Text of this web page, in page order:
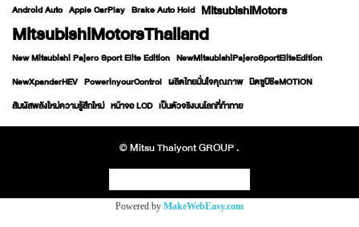
Android Auto Apple CarPlay Brake Auto Hold MitsubishiMotors
MitsubishiMotorsThailand
New Mitsubishi Pajero Sport Elite Edition NewMitsubishiPajeroSportEliteEdition
NewXpanderHEV PowerinyourControl ผลิตไทยมั่นใจคุณภาพ มิตซูบิชิeMOTION
สัมผัสพลังใหม่ความรู้สึกใหม่ หน้าจอ LCD เป็นตัวจริงบนโลกที่ท้าทาย
© Mitsu Thaiyont GROUP .
Powered by MakeWebEasy.com